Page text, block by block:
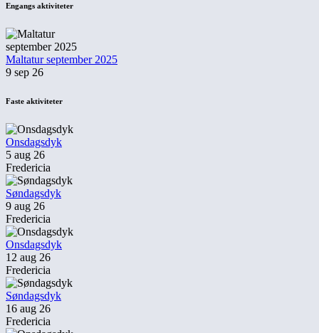
Engangs aktiviteter
Maltatur september 2025
9 sep 26
Faste aktiviteter
Onsdagsdyk
5 aug 26
Fredericia
Søndagsdyk
9 aug 26
Fredericia
Onsdagsdyk
12 aug 26
Fredericia
Søndagsdyk
16 aug 26
Fredericia